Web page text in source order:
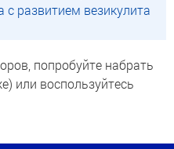
с развитием везикулита
попробуйте набрать
или воспользуйтесь